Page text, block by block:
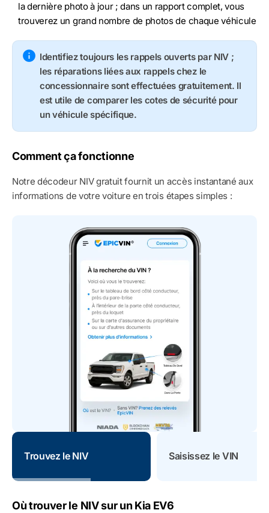
la dernière photo à jour ; dans un rapport complet, vous
trouverez un grand nombre de photos de chaque véhicule
Identifiez toujours les rappels ouverts par NIV ;
les réparations liées aux rappels chez le
concessionnaire sont effectuées gratuitement. Il
est utile de comparer les cotes de sécurité pour
un véhicule spécifique.
Comment ça fonctionne
Notre décodeur NIV gratuit fournit un accès instantané aux
informations de votre voiture en trois étapes simples :
Trouvez le NIV Saisissez le VIN
Où trouver le NIV sur un Kia EV6